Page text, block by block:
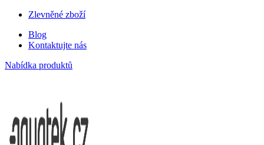
Zlevněné zboží
Blog
Kontaktujte nás
Nabídka produktů